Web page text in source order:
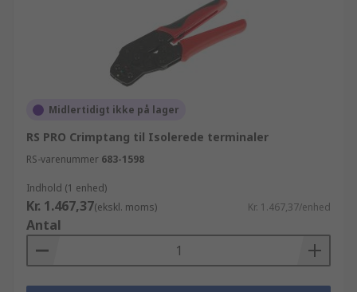
Midlertidigt ikke på lager
RS PRO Crimptang til Isolerede terminaler
RS-varenummer 683-1598
Indhold (1 enhed)
Kr. 1.467,37(ekskl. moms) Kr. 1.467,37/enhed
Antal